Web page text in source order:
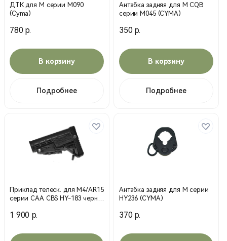
ДТК для М серии М090
(Cyma)
780 р.
В корзину
Подробнее
Антабка задняя для М CQB
серии М045 (CYMA)
350 р.
В корзину
Подробнее
Приклад телеск. для М4/AR15
серии CAA CBS HY-183 черн.
1 900 р.
Антабка задняя для М серии
HY236 (CYMA)
370 р.